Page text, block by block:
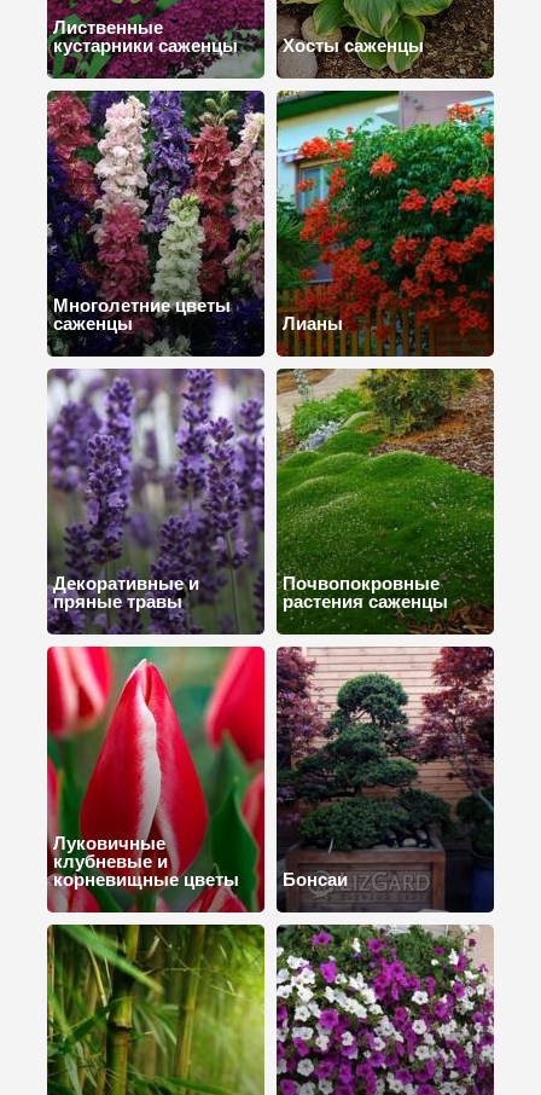
Лиственные
кустарники саженцы
Хосты саженцы
Многолетние цветы
саженцы
Лианы
Декоративные и
пряные травы
Почвопокровные
растения саженцы
Луковичные
клубневые и
корневищные цветы
Бонсаи